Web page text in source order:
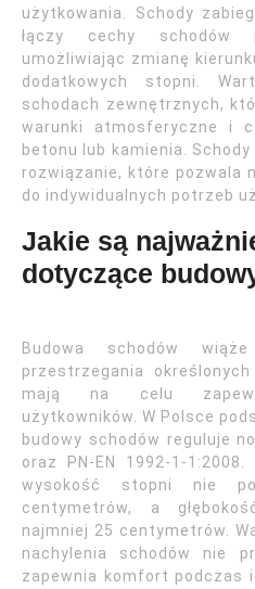
użytkowania. Schody
łączy cechy schodów
umożliwiając zmianę
dodatkowych stopni.
schodach zewnętrznych,
warunki atmosferyczne i
betonu lub kamienia.
rozwiązanie, które pozwala
do indywidualnych potrzeb
Jakie są
dotyczące
Budowa schodów
przestrzegania
mają na celu
użytkowników. W Polsce
budowy schodów reguluje
oraz PN-EN 1992-1-
wysokość stopni nie
centymetrów, a
najmniej 25 centymetrów.
nachylenia schodów nie
zapewnia komfort podczas